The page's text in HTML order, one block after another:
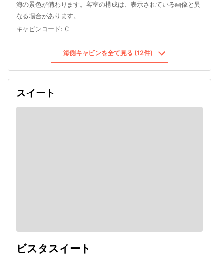
海の景色が備わります。客室の構成は、表示されている画像と異
なる場合があります。
キャビンコード: C
海側キャビンを全て見る (12件)
スイート
ビスタスイート